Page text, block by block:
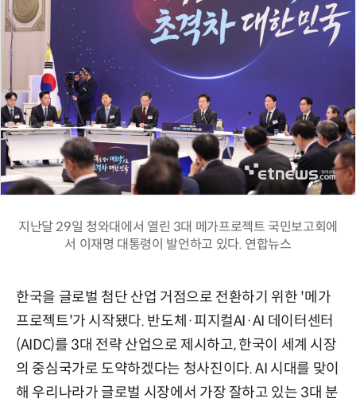
지난달 29일 청와대에서 열린 3대 메가프로젝트 국민보고회에
서 이재명 대통령이 발언하고 있다. 연합뉴스
한국을 글로벌 첨단 산업 거점으로 전환하기 위한 '메가
프로젝트'가 시작됐다. 반도체·피지컬AI·AI 데이터센터
(AIDC)를 3대 전략 산업으로 제시하고, 한국이 세계 시장
의 중심국가로 도약하겠다는 청사진이다.AI 시대를 맞이
해 우리나라가 글로벌 시장에서 가장 잘하고 있는 3대 분